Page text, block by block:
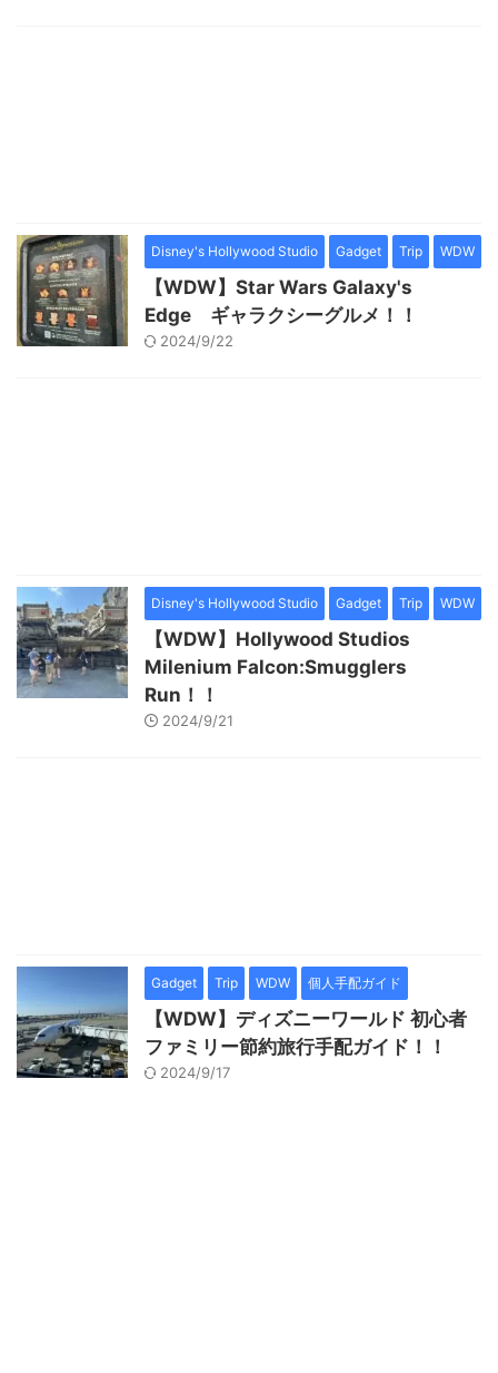
Disney's Hollywood Studio Gadget Trip WDW
【WDW】Star Wars Galaxy's
Edge ギャラクシーグルメ！！
2024/9/22
Disney's Hollywood Studio Gadget Trip WDW
【WDW】Hollywood Studios
Milenium Falcon:Smugglers
Run！！
2024/9/21
Gadget Trip WDW 個人手配ガイド
【WDW】ディズニーワールド 初心者
ファミリー節約旅行手配ガイド！！
2024/9/17